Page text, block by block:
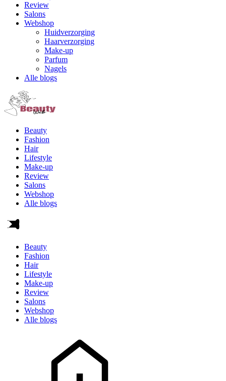
Review
Salons
Webshop
Huidverzorging
Haarverzorging
Make-up
Parfum
Nagels
Alle blogs
Beauty
Fashion
Hair
Lifestyle
Make-up
Review
Salons
Webshop
Alle blogs
Beauty
Fashion
Hair
Lifestyle
Make-up
Review
Salons
Webshop
Alle blogs